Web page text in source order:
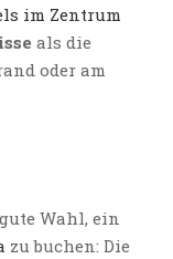
im Zentrum
als die
oder am
Wahl, ein
zu buchen: Die